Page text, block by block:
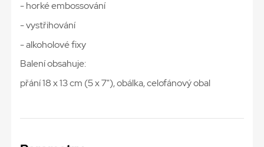
- horké embossování
- vystřihování
- alkoholové fixy
Balení obsahuje:
přání 18 x 13 cm (5 x 7"), obálka, celofánový obal